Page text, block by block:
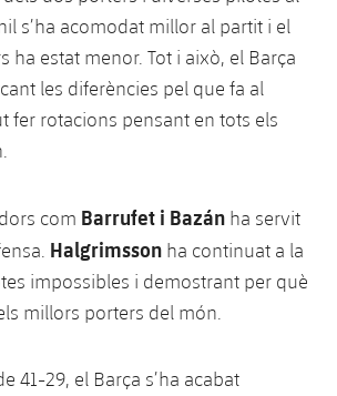
s’ha acomodat millor al partit i el
ha estat menor. Tot i això, el Barça
les diferències pel que fa al
fer rotacions pensant en tots els
com Barrufet i Bazán ha servit
Halgrimsson ha continuat a la
impossibles i demostrant per què
millors porters del món.
41-29, el Barça s’ha acabat